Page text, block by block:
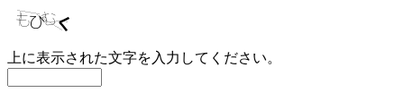
上に表示された文字を入力してください。